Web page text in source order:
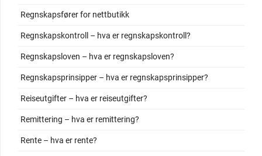
Regnskapsfører for nettbutikk
Regnskapskontroll – hva er regnskapskontroll?
Regnskapsloven – hva er regnskapsloven?
Regnskapsprinsipper – hva er regnskapsprinsipper?
Reiseutgifter – hva er reiseutgifter?
Remittering – hva er remittering?
Rente – hva er rente?